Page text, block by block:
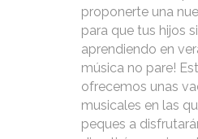
proponerte una
para que tus hijos
aprendiendo en
música no pare!
ofrecemos unas
musicales en las
peques a